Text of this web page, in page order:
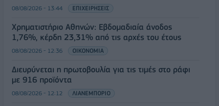
08/08/2026 - 13:44 ΕΠΙΧΕΙΡΗΣΕΙΣ
Χρηματιστήριο Αθηνών: Εβδομαδιαία άνοδος
1,76%, κέρδη 23,31% από τις αρχές του έτους
08/08/2026 - 12:36 ΟΙΚΟΝΟΜΙΑ
Διευρύνεται η πρωτοβουλία για τις τιμές στο ράφι
με 916 προϊόντα
08/08/2026 - 12:12 ΛΙΑΝΕΜΠΟΡΙΟ